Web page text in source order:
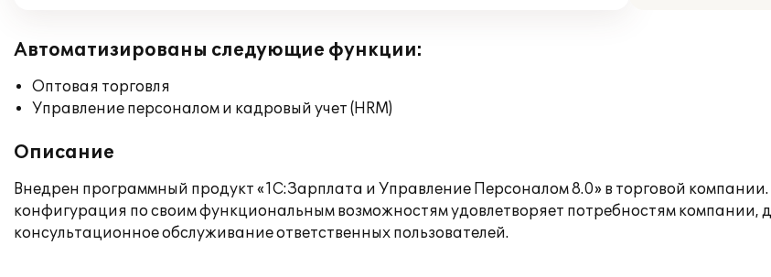
Автоматизированы следующие функции:
Оптовая торговля
Управление персоналом и кадровый учет (HRM)
Описание
Внедрен программный продукт «1С:Зарплата и Управление Персоналом 8.0» в торговой
конфигурация по своим функциональным возможностям удовлетворяет потребностям компании,
консультационное обслуживание ответственных пользователей.